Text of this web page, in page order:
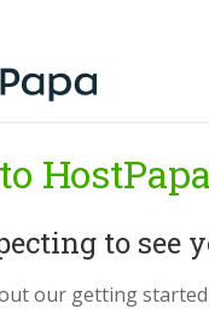
to see
our getting